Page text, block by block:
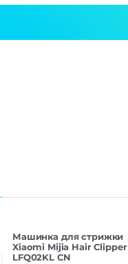
Машинка для стрижки
Xiaomi Mijia Hair Clipper
LFQ02KL CN